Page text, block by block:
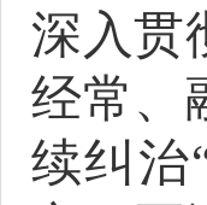
深入贯
经常、
续纠治